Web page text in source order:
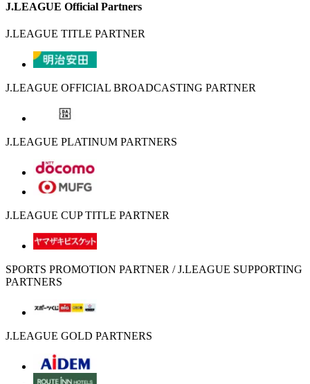
J.LEAGUE Official Partners
J.LEAGUE TITLE PARTNER
J.LEAGUE OFFICIAL BROADCASTING PARTNER
J.LEAGUE PLATINUM PARTNERS
J.LEAGUE CUP TITLE PARTNER
SPORTS PROMOTION PARTNER / J.LEAGUE SUPPORTING
PARTNERS
J.LEAGUE GOLD PARTNERS